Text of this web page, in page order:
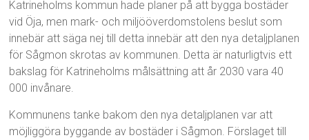
Katrineholms kommun hade planer på att bygga bostäder
vid Öja, men mark- och miljööverdomstolens beslut som
innebär att säga nej till detta innebär att den nya detaljplanen
för Sågmon skrotas av kommunen. Detta är naturligtvis ett
bakslag för Katrineholms målsättning att år 2030 vara 40
000 invånare.
Kommunens tanke bakom den nya detaljplanen var att
möjliggöra byggande av bostäder i Sågmon. Förslaget till